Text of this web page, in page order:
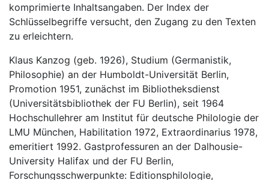
komprimierte Inhaltsangaben. Der Index der
Schlüsselbegriffe versucht, den Zugang zu den Texten
zu erleichtern.
Klaus Kanzog (geb. 1926), Studium (Germanistik,
Philosophie) an der Humboldt-Universität Berlin,
Promotion 1951, zunächst im Biblio­theksdienst
(Universitätsbibliothek der FU Berlin), seit 1964
Hochschullehrer am Institut für deutsche Philologie der
LMU München, Habilitation 1972, Extraordinarius 1978,
emeritiert 1992. Gastprofessuren an der Dalhousie-
University Halifax und der FU Berlin,
Forschungsschwerpunkte: Editionsphilologie,